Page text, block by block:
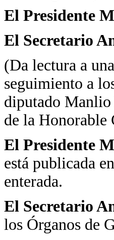
El Presidente
El Secretario
(Da lectura a
seguimiento a
diputado Manlio
de la Honorable
El Presidente
está publicada
enterada.
El Secretario
los Órganos de